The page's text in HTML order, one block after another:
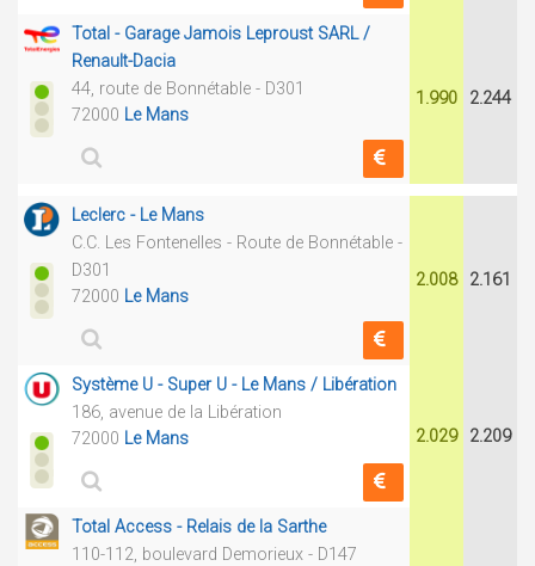
Total - Garage Jamois Leproust SARL /
Renault-Dacia
44, route de Bonnétable - D301
72000 Le Mans
1.990 2.244
Leclerc - Le Mans
C.C. Les Fontenelles - Route de Bonnétable -
D301
72000 Le Mans
2.008 2.161
Système U - Super U - Le Mans / Libération
186, avenue de la Libération
72000 Le Mans 2.029 2.209
Total Access - Relais de la Sarthe
110-112, boulevard Demorieux - D147